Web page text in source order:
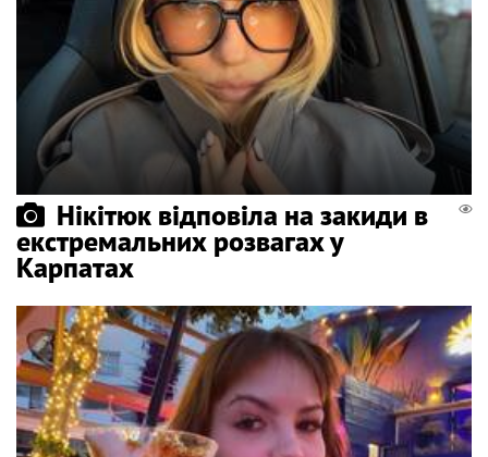
Нікітюк відповіла на закиди в
екстремальних розвагах у
Карпатах